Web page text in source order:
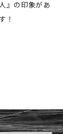
』の印象があ
！